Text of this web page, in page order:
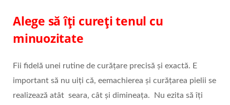
Alege să îți cureți tenul cu
minuozitate
Fii fidelă unei rutine de curățare precisă și exactă. E
important să nu uiți că, eemachierea și curățarea pielii se
realizează atât seara, cât și dimineața. Nu ezita să îți